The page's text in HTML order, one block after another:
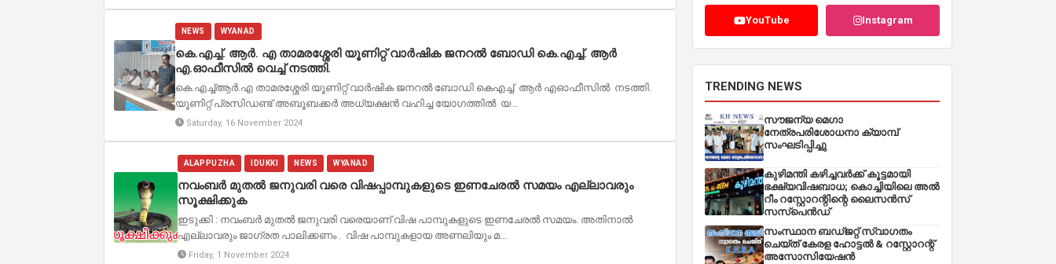
NEWS WYANAD
കെ.എച്ച്. ആർ. എ താമരശ്ശേരി യൂണിറ്റ് വാർഷിക ജനറൽ ബോഡി കെ.എച്ച്. ആർ
എ.ഓഫീസിൽ വെച്ച് നടത്തി.
കെ.എച്ച്ആർ.എ താമരശ്ശേരി യൂണിറ്റ് വാർഷിക ജനറൽ ബോഡി കെഎച്ച് ആർ എഓഫീസിൽ നടത്തി.
യൂണിറ്റ് പ്രസിഡണ്ട് അബൂബക്കർ അധ്യക്ഷൻ വഹിച്ച യോഗത്തിൽ യ...
Saturday, 16 November 2024
ALAPPUZHA IDUKKI NEWS WYANAD
നവംബർ മുതൽ ജനുവരി വരെ വിഷപ്പാമ്പുകളുടെ ഇണചേരൽ സമയം എല്ലാവരും
സൂക്ഷിക്കുക
ഇടുക്കി : നവംബര്‍ മുതല്‍ ജനുവരി വരെയാണ് വിഷ പാമ്പുകളുടെ ഇണചേരല്‍ സമയം. അതിനാല്‍
എല്ലാവരും ജാഗ്രത പാലിക്കണം . വിഷ പാമ്പുകളായ അണലിയും മ...
Friday, 1 November 2024
YouTube Instagram
TRENDING NEWS
സൗജന്യ മെഗാ
നേത്രപരിശോധനാ ക്യാമ്പ്
സംഘടിപ്പിച്ചു
കുഴിമന്തി കഴിച്ചവർക്ക് കൂട്ടമായി
ഭക്ഷ്യവിഷബാധ; കൊച്ചിയിലെ അൽ
റീം റസ്റ്റോറന്റിന്റെ ലൈസൻസ്
സസ്പെൻഡ്
സംസ്ഥാന ബഡ്‌ജറ്റ് സ്വാഗതം
ചെയ്ത് കേരള ഹോട്ടൽ & റസ്റ്റോറന്റ്
അസോസിയേഷൻ